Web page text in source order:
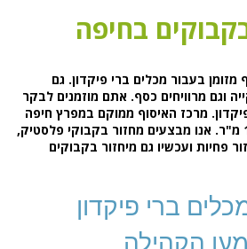
בחיפה
בעבור מכלים ברי פיקדון. גם
מרוויחים כסף. אתם מוזמנים לבקר
מרכז האיסוף ממוקם במפרץ חיפה
על פני כ- 10,000 מ"ר. אנו מבצעים מחזור בקבוקי פלסטיק,
ועכשיו גם מיחזור בקבוקים
ברי פיקדון
הקהילה